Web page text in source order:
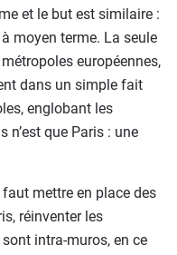
et le but est similaire :
moyen terme. La seule
européennes,
dans un simple fait
englobant les
n’est que Paris : une
mettre en place des
réinventer les
intra-muros, en ce